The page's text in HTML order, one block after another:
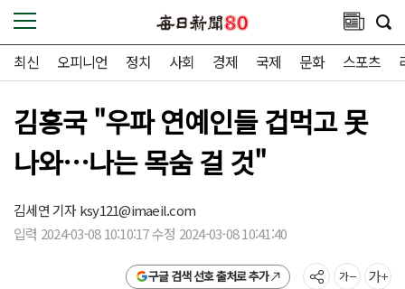
최신 오피니언 정치 사회 경제 국제 문화 스포츠
김흥국 "우파 연예인들 겁먹고 못
나와…나는 목숨 걸 것"
김세연 기자ksy121@imaeil.com
입력 2024-03-08 10:10:17 수정 2024-03-08 10:41:40
구글 검색 선호 출처로 추가